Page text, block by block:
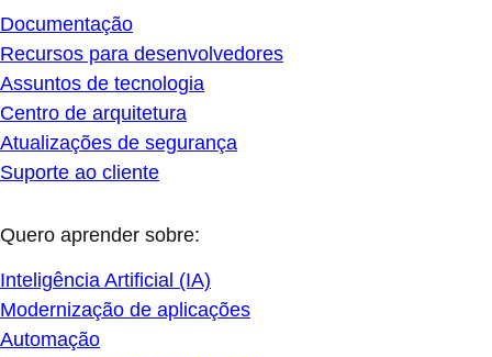
Documentação
Recursos para desenvolvedores
Assuntos de tecnologia
Centro de arquitetura
Atualizações de segurança
Suporte ao cliente
Quero aprender sobre:
Inteligência Artificial (IA)
Modernização de aplicações
Automação